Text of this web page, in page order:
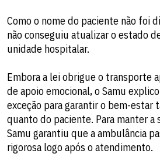
Como o nome do paciente não foi
não conseguiu atualizar o estado
unidade hospitalar.
Embora a lei obrigue o transporte
de apoio emocional, o Samu
exceção para garantir o bem-estar
quanto do paciente. Para manter a
Samu garantiu que a ambulância
rigorosa logo após o atendimento.